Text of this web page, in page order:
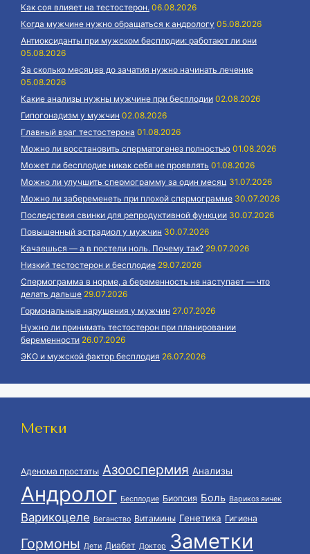
Как соя влияет на тестостерон. 06.08.2026
Когда мужчине нужно обращаться к андрологу 05.08.2026
Антиоксиданты при мужском бесплодии: работают ли они
05.08.2026
За сколько месяцев до зачатия нужно начинать лечение
05.08.2026
Какие анализы нужны мужчине при бесплодии 02.08.2026
Гипогонадизм у мужчин 02.08.2026
Главный враг тестостерона 01.08.2026
Можно ли восстановить сперматогенез полностью 01.08.2026
Может ли бесплодие никак себя не проявлять 01.08.2026
Можно ли улучшить спермограмму за один месяц 31.07.2026
Можно ли забеременеть при плохой спермограмме 30.07.2026
Последствия свинки для репродуктивной функции 30.07.2026
Повышенный эстрадиол у мужчин 30.07.2026
Качаешься — а в постели ноль. Почему так? 29.07.2026
Низкий тестостерон и бесплодие 29.07.2026
Спермограмма в норме, а беременность не наступает — что
делать дальше 29.07.2026
Гормональные нарушения у мужчин 27.07.2026
Нужно ли принимать тестостерон при планировании
беременности 26.07.2026
ЭКО и мужской фактор бесплодия 26.07.2026
Метки
Аденома простаты Азооспермия Анализы
Андролог Бесплодие Биопсия Боль Варикоз яичек
Варикоцеле Веганство Витамины Генетика Гигиена
Гормоны Дети Диабет Доктор
Заметки